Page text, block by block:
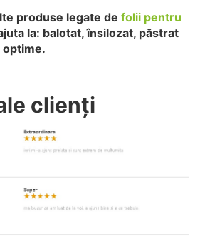
produse legate de folii pentru
la: balotat, însilozat, păstrat
optime.
clienți